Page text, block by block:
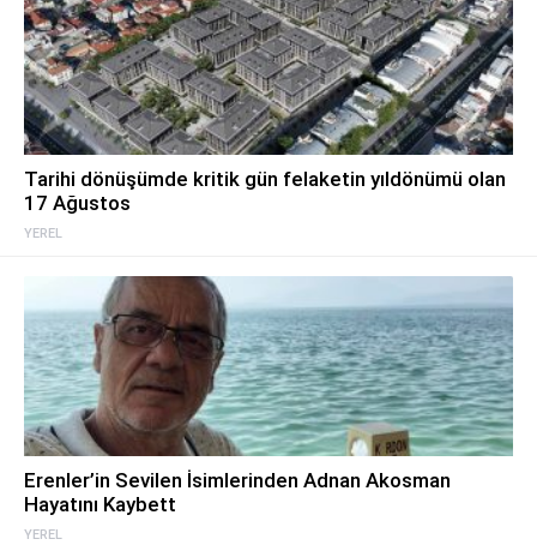
YEREL
Tarihi dönüşümde kritik gün felaketin yıldönümü olan
17 Ağustos
YEREL
Erenler’in Sevilen İsimlerinden Adnan Akosman
Hayatını Kaybett